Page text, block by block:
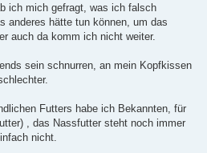
ich mich gefragt, was ich falsch
anderes hätte tun können, um das
auch da komm ich nicht weiter.
sein schnurren, an mein Kopfkissen
Futters habe ich Bekannten, für
, das Nassfutter steht noch immer
nicht.